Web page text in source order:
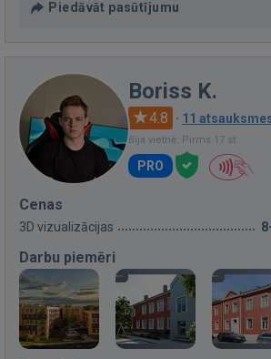
Piedāvāt pasūtījumu
Boriss K.
4.8 · 11
Bija vietnē: Pirms 17 st.
PRO
Cenas
3D vizualizācijas
Darbu piemēri